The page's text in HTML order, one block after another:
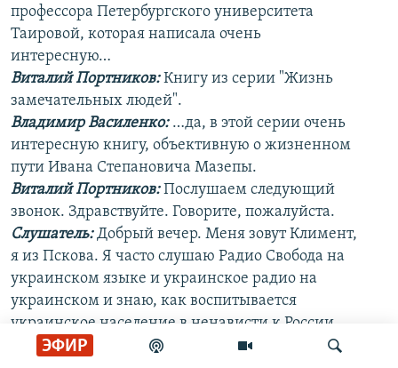
ЭФИР
профессора Петербургского университета
Таировой, которая написала очень
интересную…
Виталий Портников:Книгу из серии "Жизнь
замечательных людей".
Владимир Василенко:…да, в этой серии очень
интересную книгу, объективную о жизненном
пути Ивана Степановича Мазепы.
Виталий Портников:Послушаем следующий
звонок. Здравствуйте. Говорите, пожалуйста.
Слушатель:Добрый вечер. Меня зовут Климент,
я из Пскова. Я часто слушаю Радио Свобода на
украинском языке и украинское радио на
украинском и знаю, как воспитывается
украинское население в ненависти к России.
Это не секрет, и русские, кто об этом хочет